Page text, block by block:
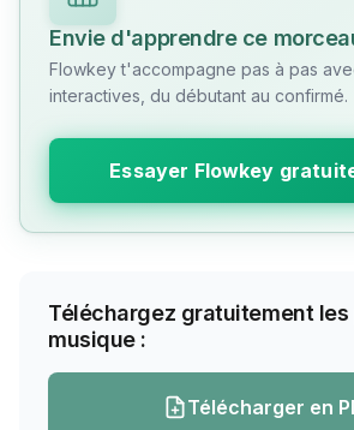
Envie d'apprendre ce
Flowkey t'accompagne pas à pas
interactives, du débutant au confirmé.
Essayer Flowkey
Téléchargez gratuitement
musique :
Télécharger en